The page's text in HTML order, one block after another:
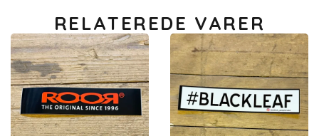
RELATEREDE VARER